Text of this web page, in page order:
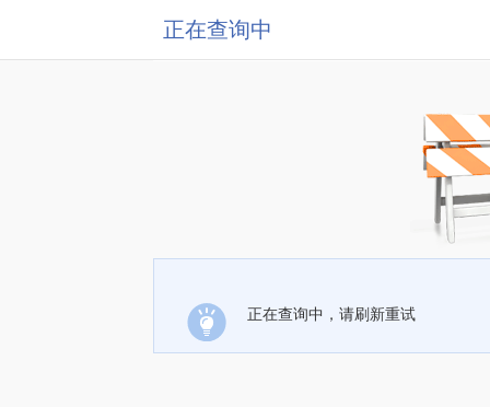
正在查询中
正在查询中，请刷新重试